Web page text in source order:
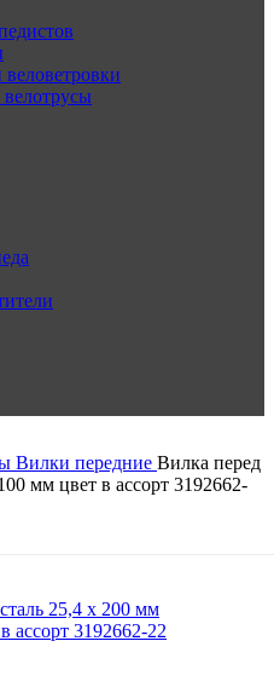
Вилки передние Вилка перед
мм цвет в ассорт 3192662-